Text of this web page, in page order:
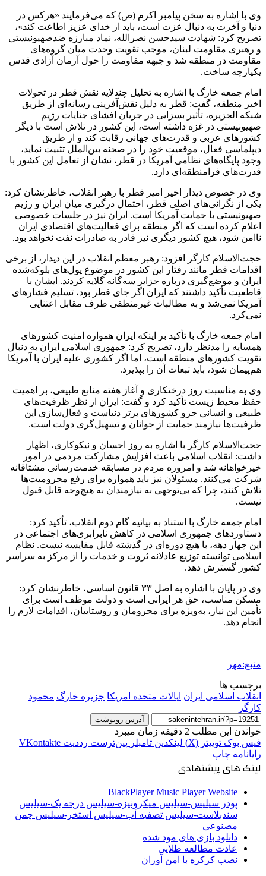
وی با اشاره به سخن پیامبر اکرم (ص) که می‌فرمایند «هرکس در
دنیا و آخرت به دنبال عزت است، باید از خدای عزیز اطاعت کند»،
تصریح کرد: شهادت سیدحسن نصرالله، نماد مبارزه ضدصهیونیستی
و رهبری مقاومت لبنان، موجب تقویت وحدت میان گروه‌های
مقاومت در منطقه شد و جبهه مقاومت را حول آرمان آزادی قدس
یکپارچه ساخت.
امام جمعه خارگ با اشاره به تحلیل چندلایه نقش قطر در تحولات
اخیر منطقه، گفت: قطر به دلیل نقش‌آفرینی رسانه‌ای از طریق
شبکه الجزیره، تأثیر بسزایی در جریان افشای جنایات رژیم
صهیونیستی در غزه داشته است، این کشور در تلاش است با دیگر
کشورهای عربی و قدرت‌های جهانی رقابت کند و از طریق
دیپلماسی فعال، موقعیت خود را در صحنه بین‌الملل تثبیت نماید،
وجود پایگاه‌های نظامی آمریکا در قطر، نشان از تعامل این کشور با
قدرت‌های فرامنطقه‌ای دارد.
وی در خصوص دیدار اخیر امیر قطر با رهبر انقلاب، خاطرنشان کرد:
یکی از نگرانی‌های اصلی قطر، احتمال درگیری میان ایران و رژیم
صهیونیستی با حمایت آمریکا است. ایران نیز در جلسات خصوصی
اعلام کرده است که اگر منطقه برای فعالیت‌های اقتصادی ایران
ناامن شود، هیچ کشور دیگری نیز قادر به صادرات نفت نخواهد بود.
حجت‌الاسلام کارگر افزود: رهبر معظم انقلاب در این دیدار، از برخی
اقدامات قطر مانند رفتار این کشور در موضوع پول‌های بلوکه‌شده
ایران و موضع‌گیری درباره جزایر سه‌گانه گلایه کردند. ایشان با
قاطعیت تأکید داشتند که ایران اگر جای قطر بود، تسلیم فشارهای
آمریکا نمی‌شد و به مطالبات غیرمنطقی طرف مقابل اعتنایی
نمی‌کرد.
امام جمعه خارگ با تأکید بر اینکه ایران همواره امنیت کشورهای
همسایه را مدنظر دارد، تصریح کرد: جمهوری اسلامی ایران به دنبال
تقویت کشورهای منطقه است، اما اگر کشوری علیه ایران با آمریکا
هم‌پیمان شود، باید تبعات آن را بپذیرد.
وی به مناسبت روز درختکاری و آغاز هفته منابع طبیعی، بر اهمیت
حفظ محیط زیست تأکید کرد و گفت: ایران از نظر ظرفیت‌های
طبیعی و انسانی جزو کشورهای برتر دنیاست و فعال‌سازی این
ظرفیت‌ها نیازمند حمایت از جوانان و تسهیل‌گری دولت است.
حجت‌الاسلام کارگر با اشاره به روز احسان و نیکوکاری، اظهار
داشت: انقلاب اسلامی باعث افزایش مشارکت مردمی در امور
خیرخواهانه شد و امروزه مردم در مسابقه خدمت‌رسانی مشتاقانه
شرکت می‌کنند. مسئولان نیز باید همواره برای رفع محرومیت‌ها
تلاش کنند، چرا که بی‌توجهی به نیازمندان به هیچ‌وجه قابل قبول
نیست.
امام جمعه خارگ با استناد به بیانیه گام دوم انقلاب، تأکید کرد:
دستاوردهای جمهوری اسلامی در کاهش نابرابری‌های اجتماعی در
این چهار دهه، با هیچ دوره‌ای در گذشته قابل مقایسه نیست. نظام
اسلامی توانسته توزیع عادلانه ثروت و خدمات را از مرکز به سراسر
کشور گسترش دهد.
وی در پایان با اشاره به اصل ۳۳ قانون اساسی، خاطرنشان کرد:
مسکن مناسب، حق هر ایرانی است و دولت موظف است برای
تأمین این نیاز، به‌ویژه برای محرومان و روستاییان، اقدامات لازم را
انجام دهد.
منبع:مهر
برچسب ها
انقلاب اسلامی ایران ایالات متحده امریکا جزیره خارگ محمود
کارگر
آدرس رونوشت
خواندن این مطلب 2 دقیقه زمان میبرد
فیس بوک توییتر (X) لینکدین ‫تامبلر ‫پین‌ترست ‫رددیت ‫VKontakte
رایانامه چاپ
لینک های پیشنهادی
BlackPlayer Music Player Website
پودر سیلیس-سیلیس میکرونیزه-سیلیس درجه یک-سیلیس
سندبلاست-سیلیس تصفیه آب-سیلیس استخر-سیلیس چمن
مصنوعی
دانلود بازی های مود شده
عادت مطالعه طلایی
نصب کرکره با امن آوران